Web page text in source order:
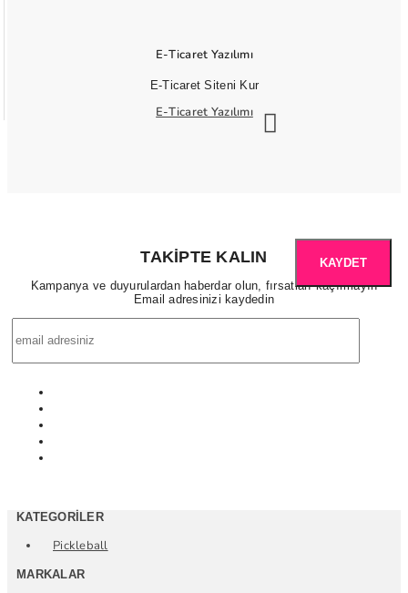
E-Ticaret Yazılımı
E-Ticaret Siteni Kur
E-Ticaret Yazılımı
TAKIPTE KALIN
Kampanya ve duyurulardan haberdar olun, fırsatları kaçırmayın
Email adresinizi kaydedin
KAYDET
KATEGORILER
Pickleball
MARKALAR